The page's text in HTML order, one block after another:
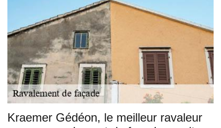
Kraemer Gédéon, le meilleur ravaleur